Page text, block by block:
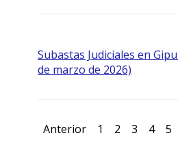
Subastas Judiciales en
de marzo de 2026)
Anterior 1 2 3 4 5